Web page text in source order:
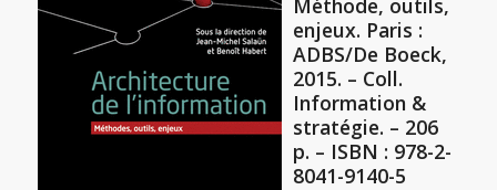
enjeux. Paris :
ADBS/De Boeck,
2015. – Coll.
Information &
stratégie. – 206
p. – ISBN : 978-2-
8041-9140-5